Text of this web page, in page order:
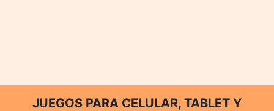
JUEGOS PARA CELULAR, TABLET Y